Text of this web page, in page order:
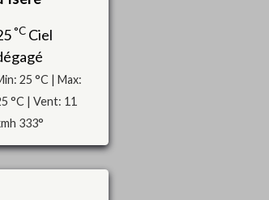
°CCiel
25 °C | Max:
°C | Vent: 11
333°